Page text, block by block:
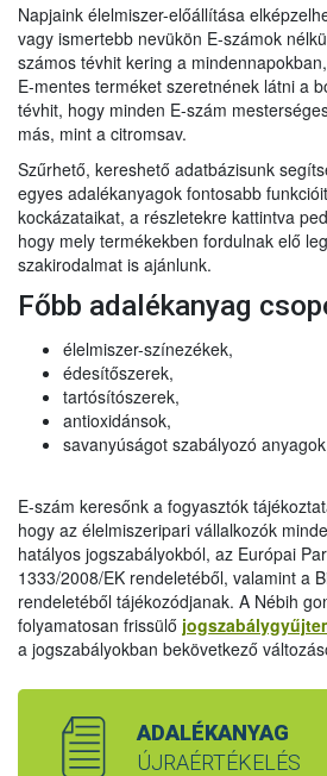
Napjaink élelmiszer-előállítása
vagy ismertebb nevükön E-számok
számos tévhit kering a
E-mentes terméket szeretnének látni a
tévhit, hogy minden E-szám
más, mint a citromsav.
Szűrhető, kereshető adatbázisunk
egyes adalékanyagok fontosabb
kockázataikat, a részletekre kattintva
hogy mely termékekben fordulnak elő
szakirodalmat is ajánlunk.
Főbb adalékanyag
élelmiszer-színezékek,
édesítőszerek,
tartósítószerek,
antioxidánsok,
savanyúságot szabályozó
E-szám keresőnk a fogyasztók
hogy az élelmiszeripari vállalkozók
hatályos jogszabályokból, az Európai
1333/2008/EK rendeletéből, valamint a
rendeletéből tájékozódjanak. A Nébih
folyamatosan frissülő
a jogszabályokban bekövetkező
ADALÉKANYAG
ÚJRAÉRTÉKELÉS